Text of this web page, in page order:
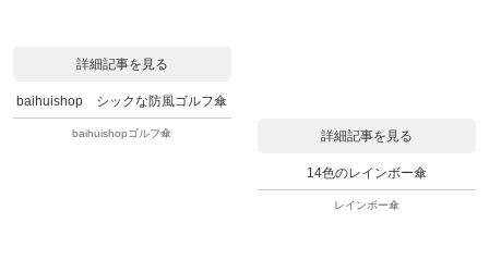
詳細記事を見る
baihuishop シックな防風ゴルフ傘
baihuishopゴルフ傘 詳細記事を見る
14色のレインボー傘
レインボー傘